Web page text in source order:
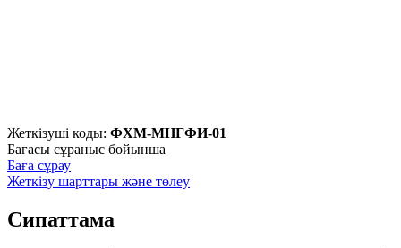
Жеткізуші коды: ФХМ-МНГФИ-01
Бағасы сұраныс бойынша
Баға сұрау
Жеткізу шарттары және төлеу
Сипаттама